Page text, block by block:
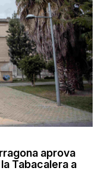
aprova
Tabacalera a